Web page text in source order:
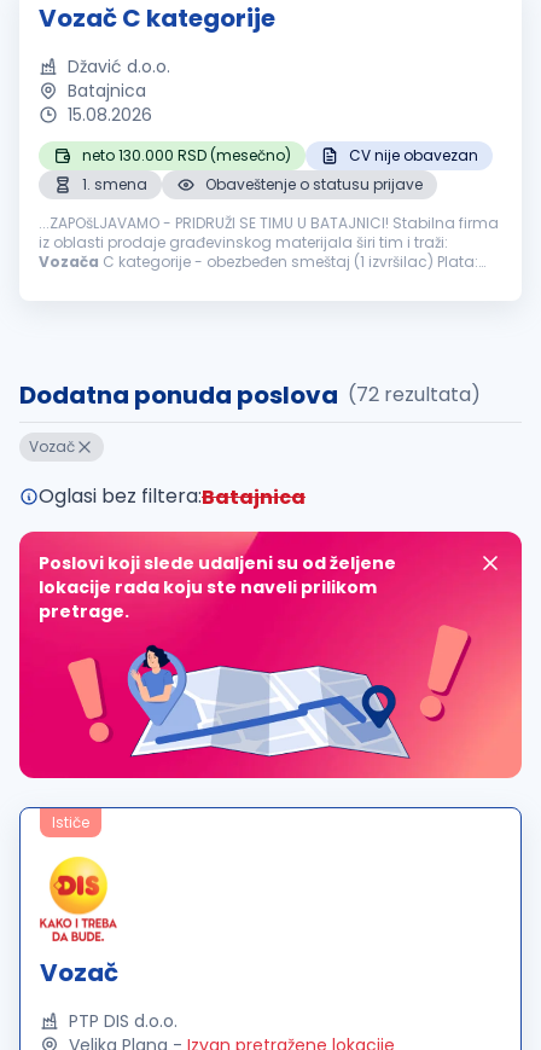
Vozač C kategorije
Džavić d.o.o.
Batajnica
15.08.2026
neto 130.000 RSD (mesečno)
CV nije obavezan
1. smena
Obaveštenje o statusu prijave
...ZAPOšLJAVAMO - PRIDRUŽI SE TIMU U BATAJNICI! Stabilna firma
iz oblasti prodaje građevinskog materijala širi tim i traži:
Vozača C kategorije - obezbeđen smeštaj (1 izvršilac) Plata:
istovar...
Dodatna ponuda poslova (72 rezultata)
Vozač
Oglasi bez filtera:Batajnica
Poslovi koji slede udaljeni su od željene
lokacije rada koju ste naveli prilikom
pretrage.
Ističe
Vozač
PTP DIS d.o.o.
Velika Plana - Izvan pretražene lokacije